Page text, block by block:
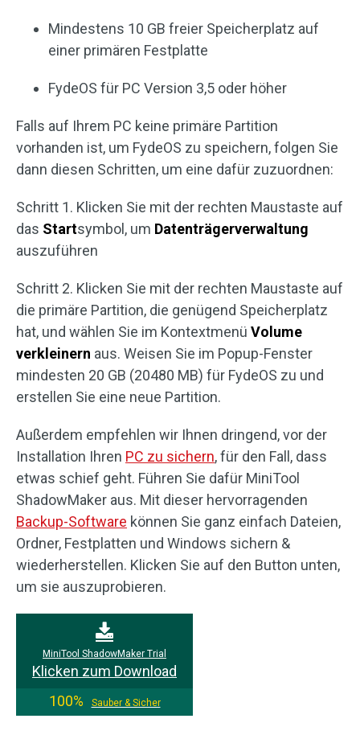
Mindestens 10 GB freier Speicherplatz auf
einer primären Festplatte
FydeOS für PC Version 3,5 oder höher
Falls auf Ihrem PC keine primäre Partition
vorhanden ist, um FydeOS zu speichern, folgen Sie
dann diesen Schritten, um eine dafür zuzuordnen:
Schritt 1. Klicken Sie mit der rechten Maustaste auf
das Startsymbol, um Datenträgerverwaltung
auszuführen
Schritt 2. Klicken Sie mit der rechten Maustaste auf
die primäre Partition, die genügend Speicherplatz
hat, und wählen Sie im Kontextmenü Volume
verkleinern aus. Weisen Sie im Popup-Fenster
mindesten 20 GB (20480 MB) für FydeOS zu und
erstellen Sie eine neue Partition.
Außerdem empfehlen wir Ihnen dringend, vor der
Installation Ihren PC zu sichern, für den Fall, dass
etwas schief geht. Führen Sie dafür MiniTool
ShadowMaker aus. Mit dieser hervorragenden
Backup-Software können Sie ganz einfach Dateien,
Ordner, Festplatten und Windows sichern &
wiederherstellen. Klicken Sie auf den Button unten,
um sie auszuprobieren.
MiniTool ShadowMaker Trial
Klicken zum Download
100%
Sauber & Sicher